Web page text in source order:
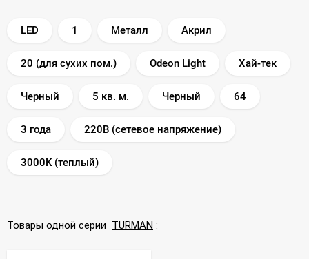
LED 1 Металл Акрил
20 (для сухих пом.) Odeon Light Хай-тек
Черный 5 кв. м. Черный 64
3 года 220В (сетевое напряжение)
3000K (теплый)
Товары одной серии TURMAN :